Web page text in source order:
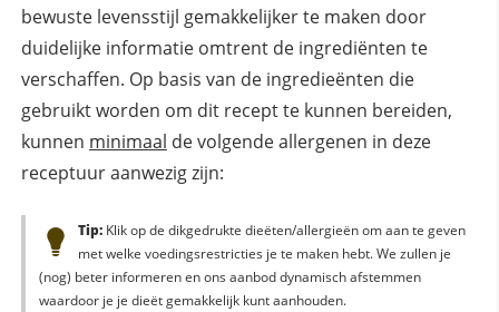
bewuste levensstijl gemakkelijker te maken door
duidelijke informatie omtrent de ingrediënten te
verschaffen. Op basis van de ingredieënten die
gebruikt worden om dit recept te kunnen bereiden,
kunnen minimaal de volgende allergenen in deze
receptuur aanwezig zijn:
Tip:Klik op de dikgedrukte dieëten/allergieën om aan te geven
met welke voedingsrestricties je te maken hebt. We zullen je
(nog) beter informeren en ons aanbod dynamisch afstemmen
waardoor je je dieët gemakkelijk kunt aanhouden.